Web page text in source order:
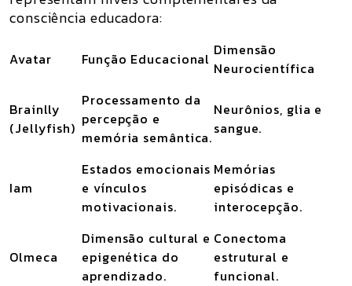
consciência educadora:
Avatar Função Educacional Dimensão
Neurocientífica
Brainlly
(Jellyfish)
Processamento da
percepção e
memória semântica.
Neurônios, glia e
sangue.
Iam
Estados emocionais
e vínculos
motivacionais.
Memórias
episódicas e
interocepção.
Olmeca
Dimensão cultural e
epigenética do
aprendizado.
Conectoma
estrutural e
funcional.